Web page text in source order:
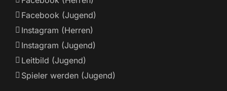
Facebook (Jugend)
Instagram (Herren)
Instagram (Jugend)
Leitbild (Jugend)
Spieler werden (Jugend)